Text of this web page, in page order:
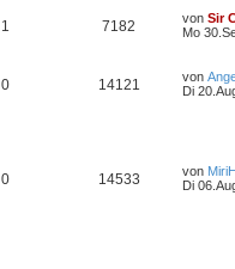
1 7182 von Sir
Mo
0 14121 von
Di
0 14533 von
Di